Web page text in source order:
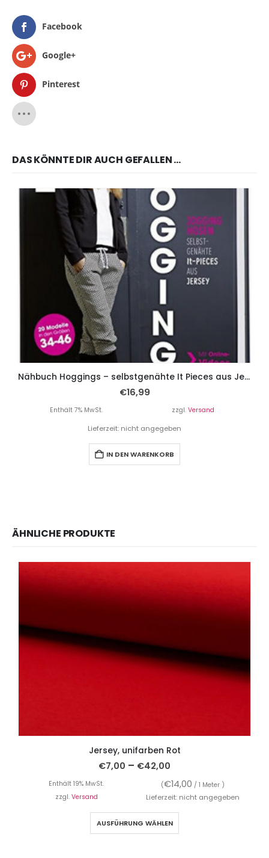
Facebook
Google+
Pinterest
DAS KÖNNTE DIR AUCH GEFALLEN …
Nähbuch Hoggings – selbstgenähte It Pieces aus Jersey.
€16,99
Enthält 7% MwSt. zzgl. Versand
Lieferzeit: nicht angegeben
IN DEN WARENKORB
ÄHNLICHE PRODUKTE
Jersey, unifarben Rot
€7,00 – €42,00
Enthält 19% MwSt. (€14,00 / 1 Meter )
zzgl. Versand Lieferzeit: nicht angegeben
AUSFÜHRUNG WÄHLEN